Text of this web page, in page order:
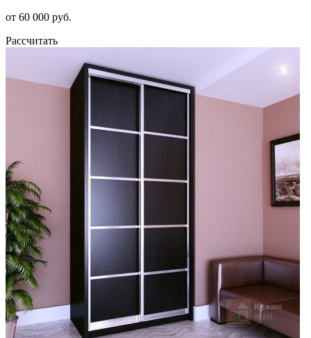
от 60 000 руб.
Рассчитать